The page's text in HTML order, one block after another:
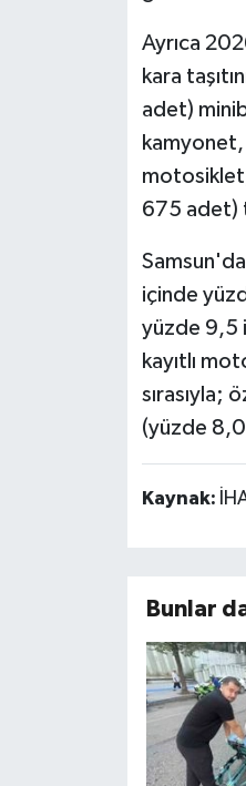
Ayrıca
kara
adet)
675 adet)
Samsun'da
içinde
yüzde 9,5
kayıtlı
sırasıyla;
(yüzde
Kaynak:
Bunlar